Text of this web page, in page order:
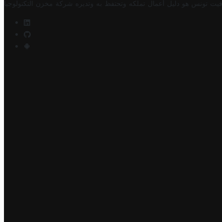
تونس هو دليل أعمال تملكه وتحتفظ به وتديره شركة مخزن التكنولوجيا